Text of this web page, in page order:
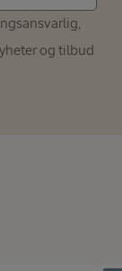
og tilbud